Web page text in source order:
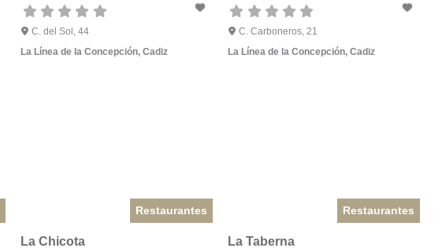
C. del Sol, 44
La Línea de la Concepción,Cadiz
C. Carboneros, 21
La Línea de la Concepción,Cadiz
Restaurantes
La Chicota
Restaurantes
La Taberna